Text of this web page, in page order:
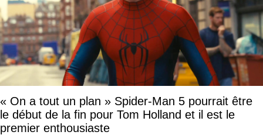
« On a tout un plan » Spider-Man 5 pourrait être
le début de la fin pour Tom Holland et il est le
premier enthousiaste